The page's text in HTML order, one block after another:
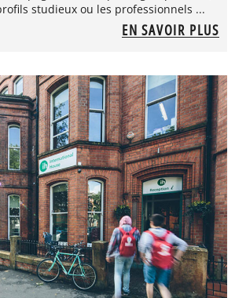
studieux ou les professionnels ...
EN SAVOIR PLUS